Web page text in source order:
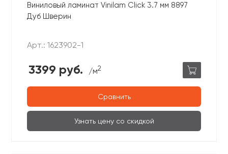
Виниловый ламинат Vinilam Click 3.7 мм 8897
Дуб Шверин
Арт.: 1623902-1
3399 руб. /м2
Сравнить
Узнать цену со скидкой